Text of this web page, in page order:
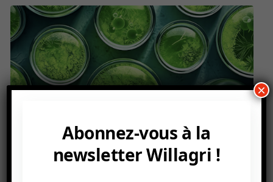
Biotechnologie des algues et
télédétection au service de l’agriculture
Abonnez-vous à la
newsletter Willagri !
×